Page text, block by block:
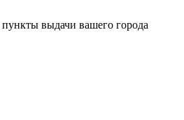
пункты выдачи вашего города